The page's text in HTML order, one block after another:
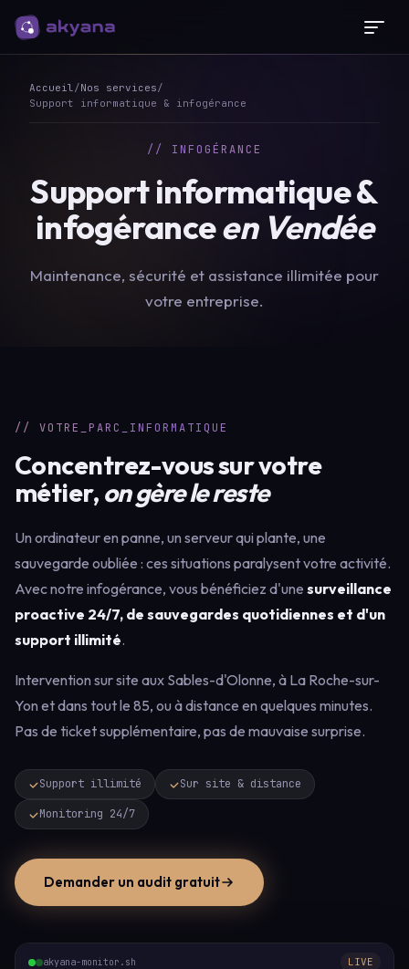
Accueil/Nos services/
Support informatique & infogérance
// INFOGÉRANCE
Supportinformatique&
infogéranceen Vendée
Maintenance, sécurité et assistance illimitée pour
votre entreprise.
// VOTRE_PARC_INFORMATIQUE
Concentrez-vous sur votre
métier, on gère le reste
Un ordinateur en panne, un serveur qui plante, une
sauvegarde oubliée : ces situations paralysent votre activité.
Avec notre infogérance, vous bénéficiez d'une surveillance
proactive 24/7, de sauvegardes quotidiennes et d'un
support illimité.
Intervention sur site aux Sables-d'Olonne, à La Roche-sur-
Yon et dans tout le 85, ou à distance en quelques minutes.
Pas de ticket supplémentaire, pas de mauvaise surprise.
Support illimité Sur site & distance
Monitoring 24/7
Demander un audit gratuit
akyana-monitor.sh LIVE
Panneau de gestion des cookies